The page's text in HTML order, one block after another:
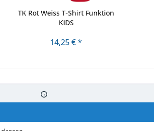
TK Rot Weiss T-Shirt Funktion
KIDS
14,25 € *